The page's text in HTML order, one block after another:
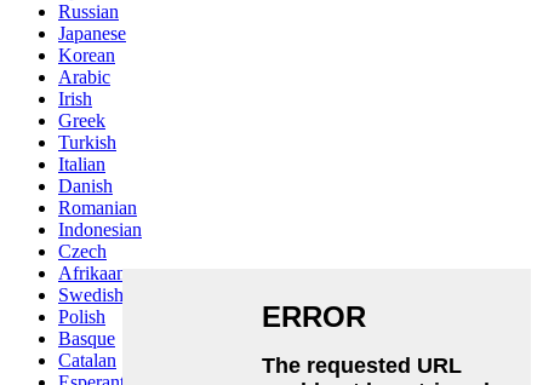
Russian
Japanese
Korean
Arabic
Irish
Greek
Turkish
Italian
Danish
Romanian
Indonesian
Czech
Afrikaans
Swedish
Polish
Basque
Catalan